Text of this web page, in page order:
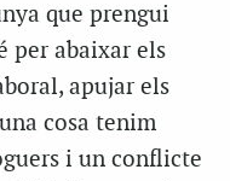
que prengui
per abaixar els
apujar els
cosa tenim
i un conflicte